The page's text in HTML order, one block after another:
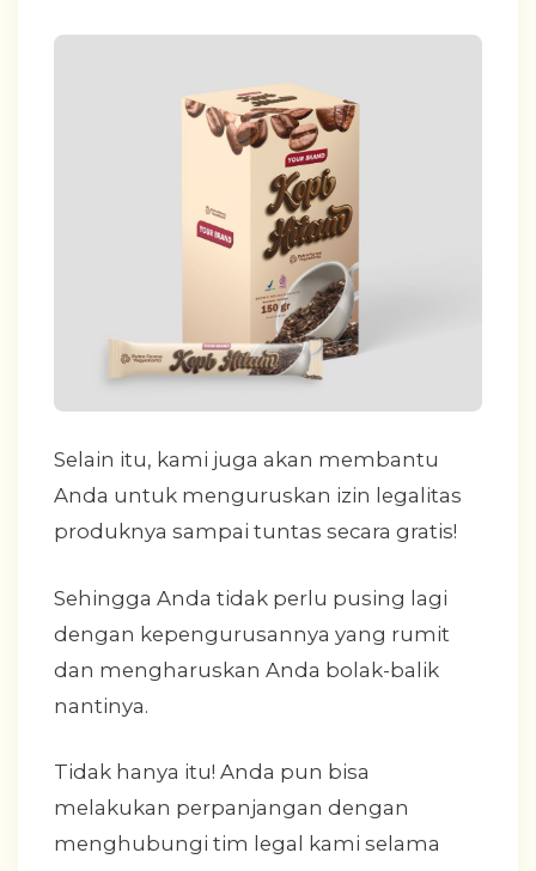
Selain itu, kami juga akan membantu
Anda untuk menguruskan izin legalitas
produknya sampai tuntas secara gratis!
Sehingga Anda tidak perlu pusing lagi
dengan kepengurusannya yang rumit
dan mengharuskan Anda bolak-balik
nantinya.
Tidak hanya itu! Anda pun bisa
melakukan perpanjangan dengan
menghubungi tim legal kami selama